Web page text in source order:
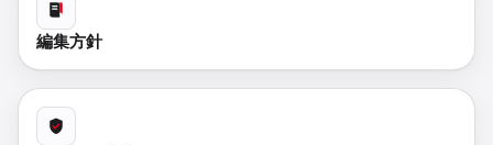
編集方針